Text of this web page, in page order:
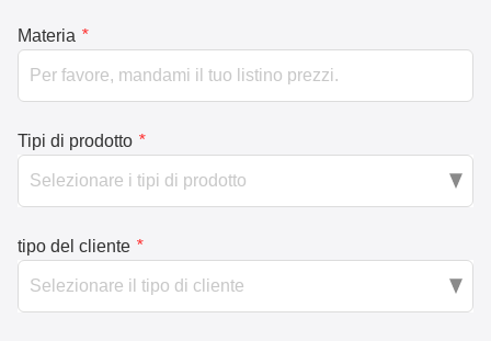
Materia *
Tipi di prodotto *
tipo del cliente *